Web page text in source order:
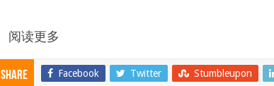
阅读更多
Share Facebook Twitter Stumbleupon